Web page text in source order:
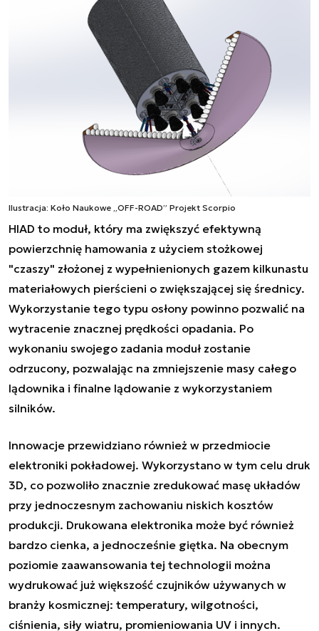
Ilustracja: Koło Naukowe „OFF-ROAD” Projekt Scorpio
HIAD to moduł, który ma zwiększyć efektywną
powierzchnię hamowania z użyciem stożkowej
"czaszy" złożonej z wypełnienionych gazem kilkunastu
materiałowych pierścieni o zwiększającej się średnicy.
Wykorzystanie tego typu osłony powinno pozwalić na
wytracenie znacznej prędkości opadania. Po
wykonaniu swojego zadania moduł zostanie
odrzucony, pozwalając na zmniejszenie masy całego
lądownika i finalne lądowanie z wykorzystaniem
silników.
Innowacje przewidziano również w przedmiocie
elektroniki pokładowej. Wykorzystano w tym celu druk
3D, co pozwoliło znacznie zredukować masę układów
przy jednoczesnym zachowaniu niskich kosztów
produkcji. Drukowana elektronika może być również
bardzo cienka, a jednocześnie giętka. Na obecnym
poziomie zaawansowania tej technologii można
wydrukować już większość czujników używanych w
branży kosmicznej: temperatury, wilgotności,
ciśnienia, siły wiatru, promieniowania UV i innych.